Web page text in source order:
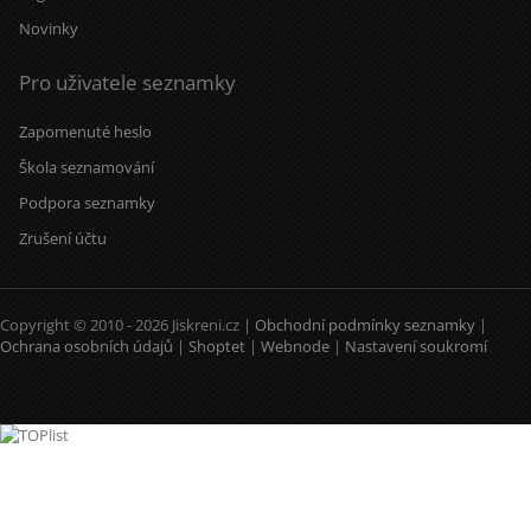
Novinky
Pro uživatele seznamky
Zapomenuté heslo
Škola seznamování
Podpora seznamky
Zrušení účtu
Copyright © 2010 - 2026 Jiskreni.cz | Obchodní podmínky seznamky |
Ochrana osobních údajů | Shoptet | Webnode | Nastavení soukromí